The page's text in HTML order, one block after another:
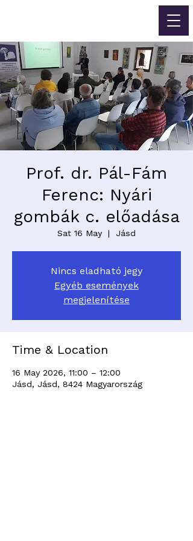
Prof. dr. Pál-Fám
Ferenc: Nyári
gombák c. előadása
Sat 16 May
  |
Jásd
Nincs eladható jegy
Egyéb események
megjelenítése
Time & Location
16 May 2026, 11:00 – 12:00
Jásd, Jásd, 8424 Magyarország